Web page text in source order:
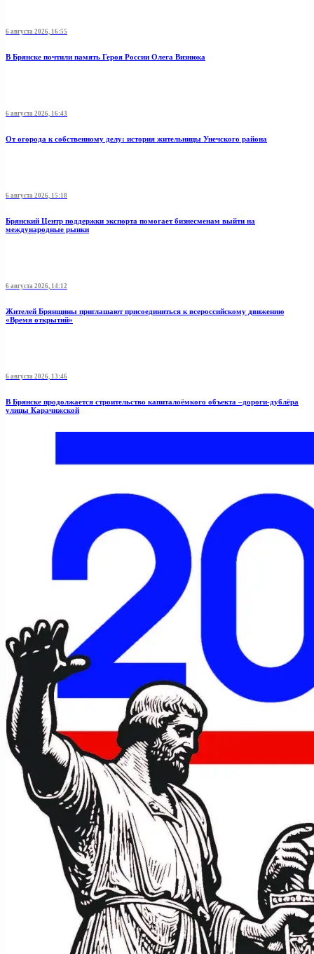
6 августа 2026, 16:55
В Брянске почтили память Героя России Олега Визнюка
6 августа 2026, 16:43
От огорода к собственному делу: история жительницы Унечского района
6 августа 2026, 15:18
Брянский Центр поддержки экспорта помогает бизнесменам выйти на
международные рынки
6 августа 2026, 14:12
Жителей Брянщины приглашают присоединиться к всероссийскому движению
«Время открытий»
6 августа 2026, 13:46
В Брянске продолжается строительство капиталоёмкого объекта –дороги-дублёра
улицы Карачижской